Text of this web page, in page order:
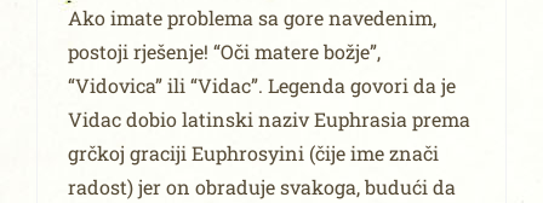
Ako imate problema sa gore navedenim,
postoji rješenje! “Oči matere božje”,
“Vidovica” ili “Vidac”. Legenda govori da je
Vidac dobio latinski naziv Euphrasia prema
grčkoj graciji Euphrosyini (čije ime znači
radost) jer on obraduje svakoga, budući da